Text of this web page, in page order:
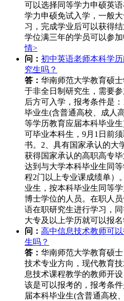
可以选择同等学力申硕英
学力申硕免试入学，一般
习，完成学业后可以获得
学位满三年的学员可以参
情>
问： 初中英语老师本科学
究生吗？
答： 华南师范大学教育硕
于非全日制研究生，需要
后方可入学，报考条件是
毕业生(含普通高校、成人
等学历教育应届本科毕业
可毕业本科生，9月1日前
书。2、具有国家承认的大
获得国家承认的高职高专
达到与大学本科毕业生同
程2门以上专业课成绩单）
业生，按本科毕业生同等
博士学位的人员。在职人
语在职研究生进行学习，
大专及以上学历就可以报名
问： 高中信息技术教师可
生吗？
答： 华南师范大学教育硕
技术专业方向，现代教育
息技术课程教学的教师开
该是可以报考的，报考条
届本科毕业生(含普通高校